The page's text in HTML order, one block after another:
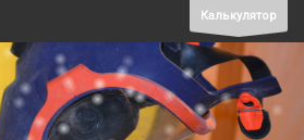
Калькулятор